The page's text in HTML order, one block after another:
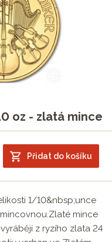
oz - zlatá mince
Přidat do košíku
1/10&nbsp;unce
mince
z ryzího zlata 24